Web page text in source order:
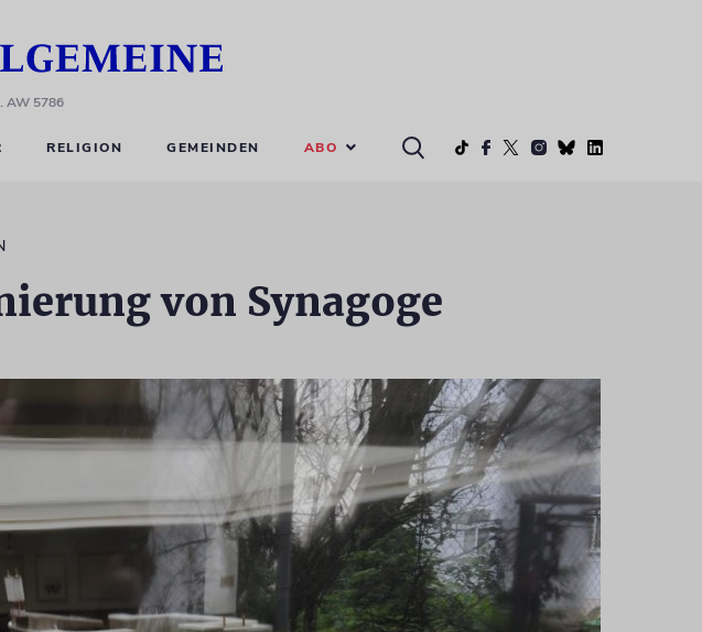
AW 5786
RELIGION GEMEINDEN ABO
von Synagoge